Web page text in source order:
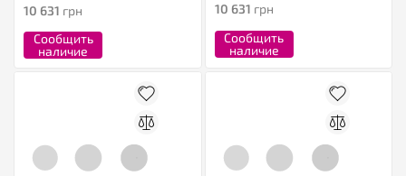
10 631 грн
Сообщить
наличие
10 631 грн
Сообщить
наличие